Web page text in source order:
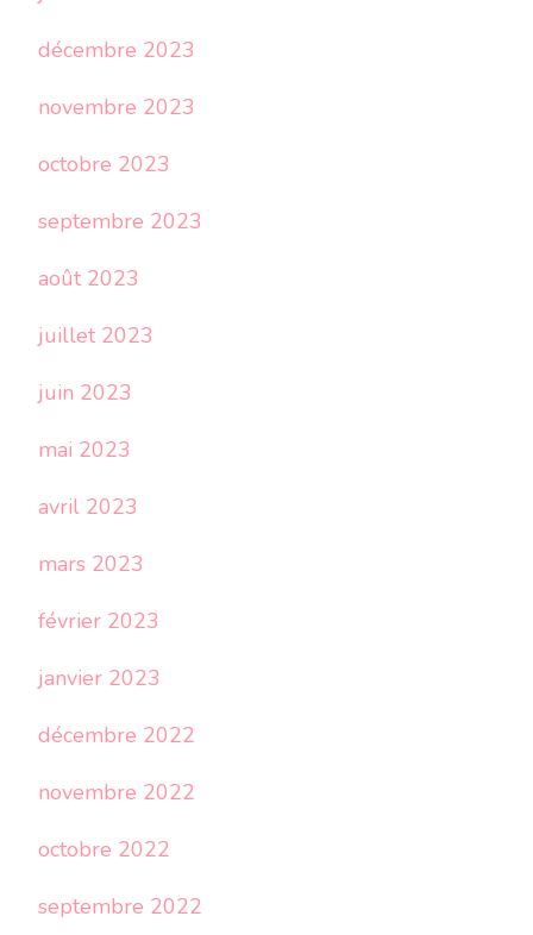
décembre 2023
novembre 2023
octobre 2023
septembre 2023
août 2023
juillet 2023
juin 2023
mai 2023
avril 2023
mars 2023
février 2023
janvier 2023
décembre 2022
novembre 2022
octobre 2022
septembre 2022